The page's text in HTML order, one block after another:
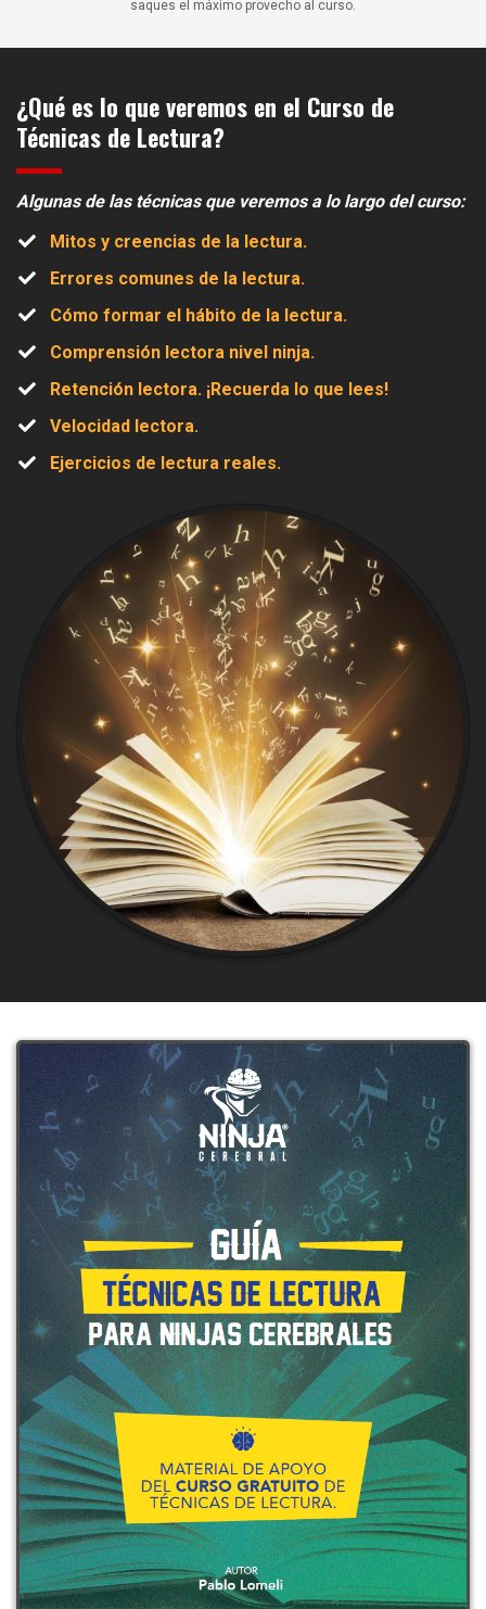
saques el máximo provecho al curso.
¿Qué es lo que veremos en el Curso de
Técnicas de Lectura?
Algunas de las técnicas que veremos a lo largo del curso:
Mitos y creencias de la lectura.
Errores comunes de la lectura.
​Cómo formar el hábito de la lectura.
​Comprensión lectora nivel ninja.
​Retención lectora. ¡Recuerda lo que lees!
​Velocidad lectora.
​Ejercicios de lectura reales.